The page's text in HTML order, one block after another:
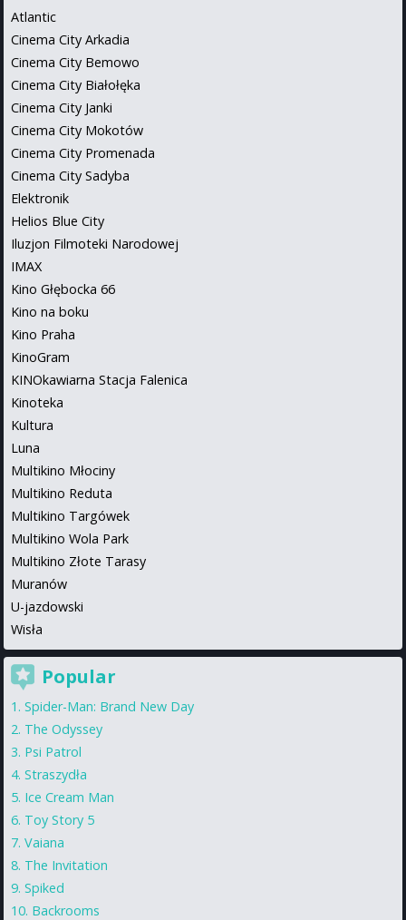
Atlantic
Cinema City Arkadia
Cinema City Bemowo
Cinema City Białołęka
Cinema City Janki
Cinema City Mokotów
Cinema City Promenada
Cinema City Sadyba
Elektronik
Helios Blue City
Iluzjon Filmoteki Narodowej
IMAX
Kino Głębocka 66
Kino na boku
Kino Praha
KinoGram
KINOkawiarna Stacja Falenica
Kinoteka
Kultura
Luna
Multikino Młociny
Multikino Reduta
Multikino Targówek
Multikino Wola Park
Multikino Złote Tarasy
Muranów
U-jazdowski
Wisła
Popular
Spider-Man: Brand New Day
The Odyssey
Psi Patrol
Straszydła
Ice Cream Man
Toy Story 5
Vaiana
The Invitation
Spiked
Backrooms